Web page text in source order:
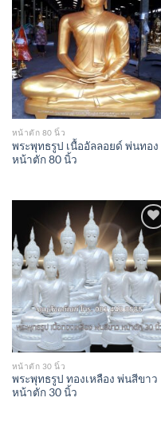
Add to
Wishlist
หน้าตัก 80 นิ้ว
พระพุทธรูป เนื้ออัลลอยด์ พ่นทอง
หน้าตัก 80 นิ้ว
Add to
Wishlist
หน้าตัก 30 นิ้ว
พระพุทธรูป ทองเหลือง พ่นสีขาว
หน้าตัก 30 นิ้ว